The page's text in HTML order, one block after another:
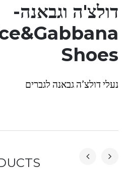
דולצ'ה וגבאנה-
Shoes
נעלי דולצ’ה גבאנה לגברים